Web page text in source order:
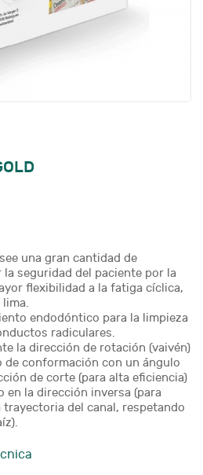
una gran cantidad de
seguridad del paciente por la
flexibilidad a la fatiga cíclica,
endodóntico para la limpieza
radiculares.
la dirección de rotación (vaivén)
conformación con un ángulo
de corte (para alta eficiencia)
en la dirección inversa (para
del canal, respetando